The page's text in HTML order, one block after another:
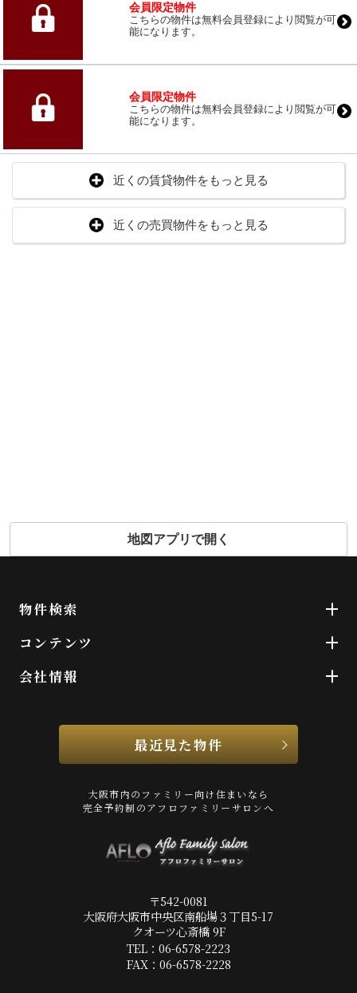
会員限定物件
こちらの物件は無料会員登録により閲覧が可
能になります。
会員限定物件
こちらの物件は無料会員登録により閲覧が可
能になります。
近くの賃貸物件をもっと見る
近くの売買物件をもっと見る
地図アプリで開く
物件検索
コンテンツ
会社情報
最近見た物件
大阪市内のファミリー向け住まいなら
完全予約制のアフロファミリーサロンへ
〒542-0081
大阪府大阪市中央区南船場３丁目5-17
クオーツ心斎橋 9F
TEL：06-6578-2223
FAX：06-6578-2228